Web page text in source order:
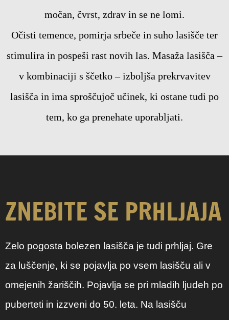
močan, čvrst, zdrav in se ne lomi.
Očisti temence, pomirja srbeče in suho lasišče ter
stimulira in pospeši rast novih las. Masaža lasišča –
v kombinaciji s ščetko – izboljša prekrvavitev
lasišča in ima sproščujoč učinek, ki ostane tudi po
tem, ko ga prenehate uporabljati.
ZNEBITE SE PRHLJAJA
Zelo pogosta bolezen lasišča je tudi prhljaj. Gre
za luščenje, ki se pojavlja po vsem lasišču ali v
omejenih žariščih. Pojavlja se pri mladih ljudeh po
puberteti in izzveni do 50. leta. Na lasišču